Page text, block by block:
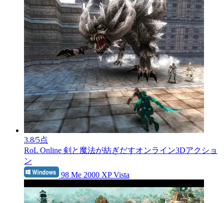
3.8/5点
RoL Online 剣と魔法が紡ぎだすオンライン3Dアクショ
ン
98 Me 2000 XP Vista